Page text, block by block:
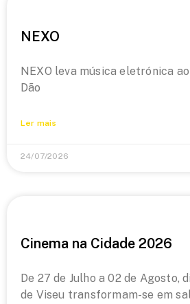
NEXO
NEXO leva música eletrónica
Dão
Ler mais
24/07/2026
Cinema na Cidade 2026
De 27 de Julho a 02 de Agosto,
de Viseu transformam-se em